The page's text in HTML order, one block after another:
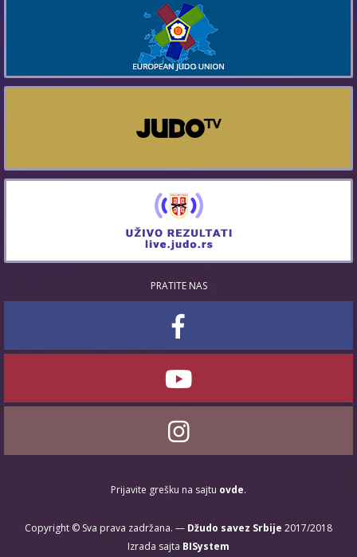
PRATITE NAS
Prijavite grešku na sajtu ovde.
Copyright © Sva prava zadržana. — Džudo savez Srbije 2017/2018
Izrada sajta BISystem